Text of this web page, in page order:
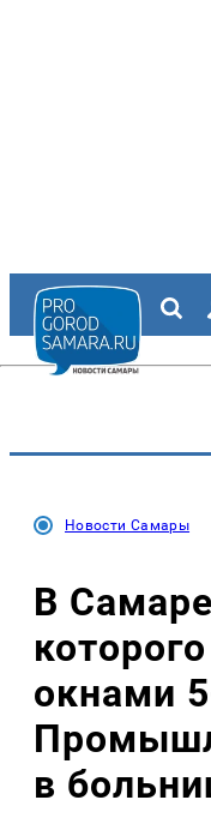
Новости Самары
В
окнами
в